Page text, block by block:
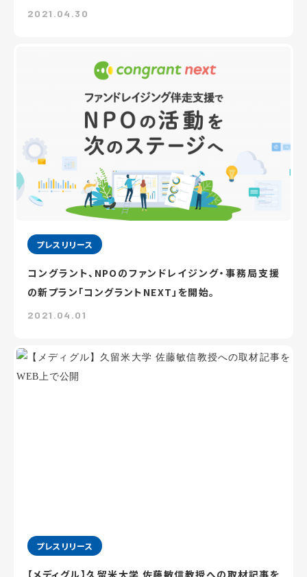
2021.04.30
プレスリリース
コングラント、NPOのファンドレイジング・事務局支援
の新プラン「コングラントNEXT」を開始。
2021.04.01
プレスリリース
【メディグル】久留米大学 佐藤敏信教授への取材記事を